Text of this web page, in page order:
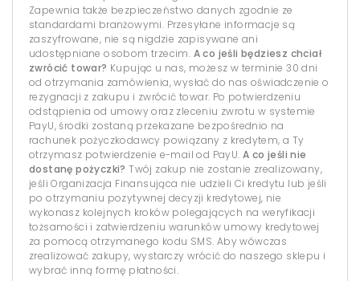
Zapewnia także bezpieczeństwo danych zgodnie ze
standardami branżowymi. Przesyłane informacje są
zaszyfrowane, nie są nigdzie zapisywane ani
udostępniane osobom trzecim. A co jeśli będziesz chciał
zwrócić towar? Kupując u nas, możesz w terminie 30 dni
od otrzymania zamówienia, wysłać do nas oświadczenie o
rezygnacji z zakupu i zwrócić towar. Po potwierdzeniu
odstąpienia od umowy oraz zleceniu zwrotu w systemie
PayU, środki zostaną przekazane bezpośrednio na
rachunek pożyczkodawcy powiązany z kredytem, a Ty
otrzymasz potwierdzenie e-mail od PayU. A co jeśli nie
dostanę pożyczki? Twój zakup nie zostanie zrealizowany,
jeśli Organizacja Finansująca nie udzieli Ci kredytu lub jeśli
po otrzymaniu pozytywnej decyzji kredytowej, nie
wykonasz kolejnych kroków polegających na weryfikacji
tożsamości i zatwierdzeniu warunków umowy kredytowej
za pomocą otrzymanego kodu SMS. Aby wówczas
zrealizować zakupy, wystarczy wrócić do naszego sklepu i
wybrać inną formę płatności.